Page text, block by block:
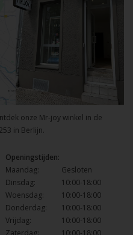
onze Mr-joy winkel in de
in Berlijn.
Openingstijden:
Maandag:
Gesloten
Dinsdag:
10:00-18:00
Woensdag:
10:00-18:00
Donderdag:
10:00-18:00
Vrijdag:
10:00-18:00
Zaterdag:
10:00-18:00